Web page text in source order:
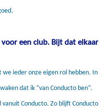
een club. Bijt dat elkaar
ieder onze eigen rol hebben. In
dat ik “van Conducto ben”.
Conducto. Zo blijft Conducto